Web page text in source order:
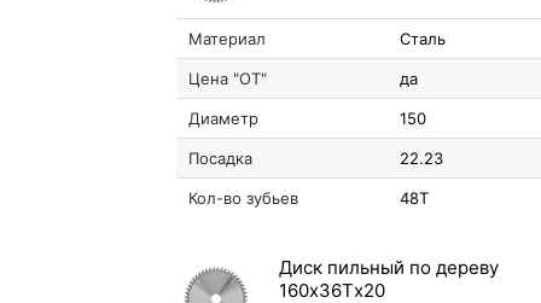
Материал Сталь
Цена "ОТ" да
Диаметр 150
Посадка 22.23
Кол-во зубьев 48T
Диск пильный по дереву
160х36Tх20